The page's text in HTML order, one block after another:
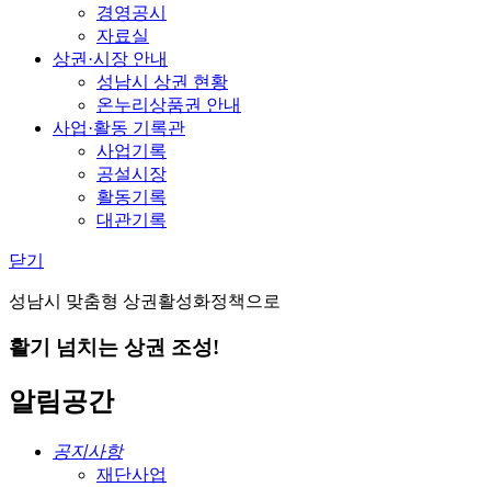
경영공시
자료실
상권·시장 안내
성남시 상권 현황
온누리상품권 안내
사업·활동 기록관
사업기록
공설시장
활동기록
대관기록
닫기
성남시 맞춤형 상권활성화정책으로
활기 넘치는 상권 조성!
알림공간
공지사항
재단사업